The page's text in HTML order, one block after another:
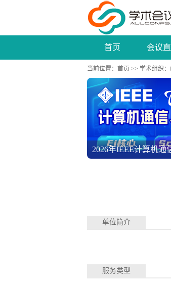
首页 会议
当前位置： 首页 >> 学术组织
第二届智能控制与电
单位简介
服务类型